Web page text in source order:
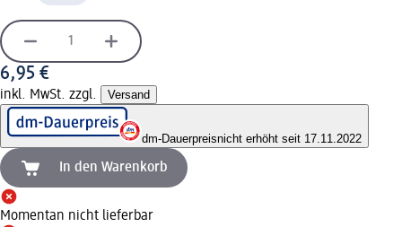
6,95 €
inkl. MwSt. zzgl. Versand
dm-Dauerpreisnicht erhöht seit 17.11.2022
In den Warenkorb
Momentan nicht lieferbar